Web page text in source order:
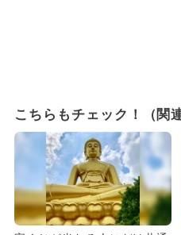
こちらもチェック！（関